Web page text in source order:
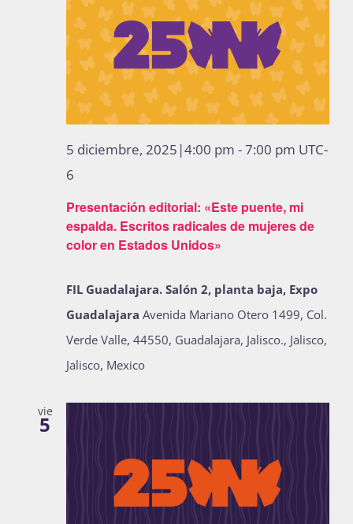
Presentación editorial: «Este puente, mi
espalda. Escritos radicales de mujeres de
color en Estados Unidos»
5 diciembre, 2025|4:00 pm -7:00 pm UTC-
6
FIL Guadalajara. Salón 2, planta baja, Expo
Guadalajara Avenida Mariano Otero 1499, Col.
Verde Valle, 44550, Guadalajara, Jalisco., Jalisco,
Jalisco, Mexico
vie
5